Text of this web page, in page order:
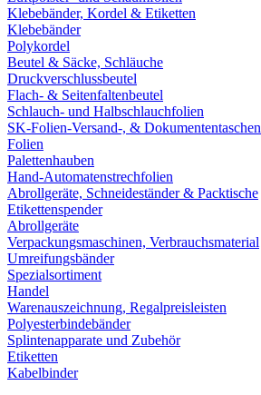
Klebebänder, Kordel & Etiketten
Klebebänder
Polykordel
Beutel & Säcke, Schläuche
Druckverschlussbeutel
Flach- & Seitenfaltenbeutel
Schlauch- und Halbschlauchfolien
SK-Folien-Versand-, & Dokumententaschen
Folien
Palettenhauben
Hand-Automatenstrechfolien
Abrollgeräte, Schneideständer & Packtische
Etikettenspender
Abrollgeräte
Verpackungsmaschinen, Verbrauchsmaterial
Umreifungsbänder
Spezialsortiment
Handel
Warenauszeichnung, Regalpreisleisten
Polyesterbindebänder
Splintenapparate und Zubehör
Etiketten
Kabelbinder